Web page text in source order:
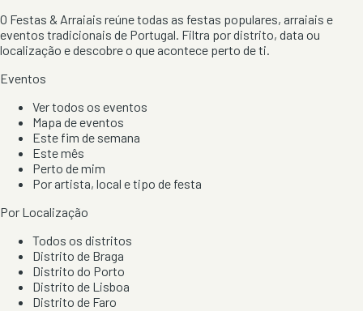
O Festas & Arraiais reúne todas as festas populares, arraiais e
eventos tradicionais de Portugal. Filtra por distrito, data ou
localização e descobre o que acontece perto de ti.
Eventos
Ver todos os eventos
Mapa de eventos
Este fim de semana
Este mês
Perto de mim
Por artista, local e tipo de festa
Por Localização
Todos os distritos
Distrito de Braga
Distrito do Porto
Distrito de Lisboa
Distrito de Faro